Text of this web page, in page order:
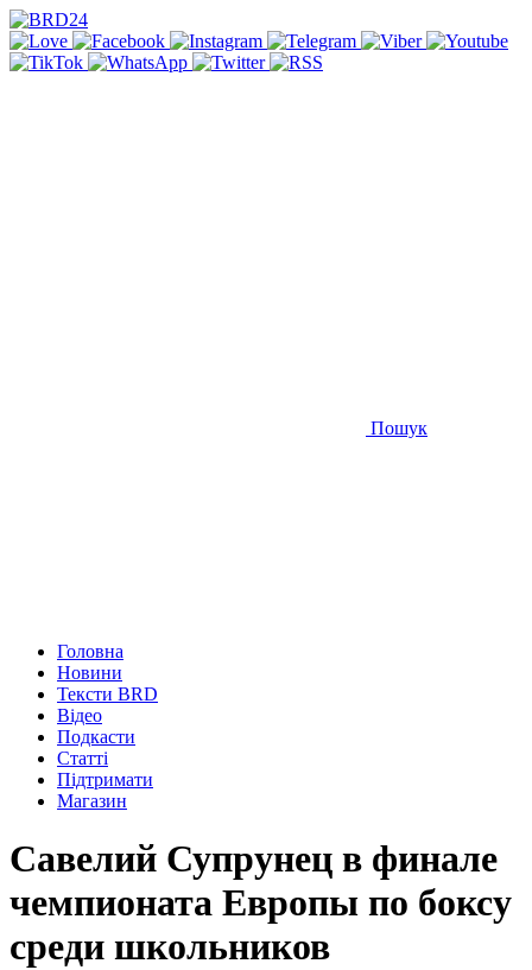
Пошук
Головна
Новини
Тексти BRD
Відео
Подкасти
Статті
Підтримати
Магазин
Савелий Супрунец в финале
чемпионата Европы по боксу
среди школьников